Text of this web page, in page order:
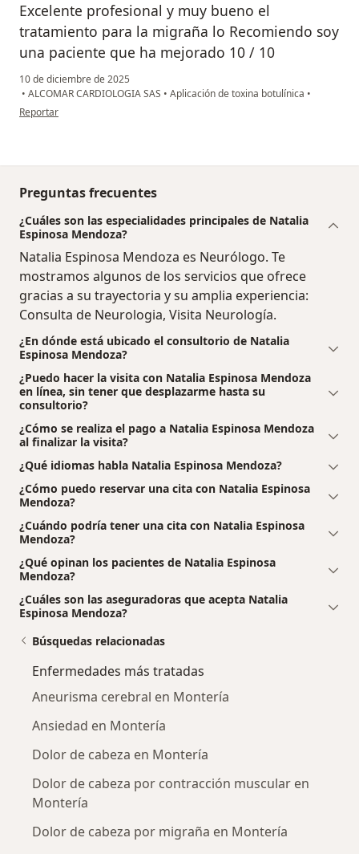
Excelente profesional y muy bueno el
tratamiento para la migraña lo Recomiendo soy
una paciente que ha mejorado 10 / 10
10 de diciembre de 2025
• ALCOMAR CARDIOLOGIA SAS • Aplicación de toxina botulínica •
en opinión del usuario Lilibeth
Reportar
Preguntas frecuentes
¿Cuáles son las especialidades principales de Natalia
Espinosa Mendoza?
Natalia Espinosa Mendoza es Neurólogo. Te
mostramos algunos de los servicios que ofrece
gracias a su trayectoria y su amplia experiencia:
Consulta de Neurologia, Visita Neurología.
¿En dónde está ubicado el consultorio de Natalia
Espinosa Mendoza?
¿Puedo hacer la visita con Natalia Espinosa Mendoza
en línea, sin tener que desplazarme hasta su
consultorio?
¿Cómo se realiza el pago a Natalia Espinosa Mendoza
al finalizar la visita?
¿Qué idiomas habla Natalia Espinosa Mendoza?
¿Cómo puedo reservar una cita con Natalia Espinosa
Mendoza?
¿Cuándo podría tener una cita con Natalia Espinosa
Mendoza?
¿Qué opinan los pacientes de Natalia Espinosa
Mendoza?
¿Cuáles son las aseguradoras que acepta Natalia
Espinosa Mendoza?
Búsquedas relacionadas
Enfermedades más tratadas
Aneurisma cerebral en Montería
Ansiedad en Montería
Dolor de cabeza en Montería
Dolor de cabeza por contracción muscular en
Montería
Dolor de cabeza por migraña en Montería